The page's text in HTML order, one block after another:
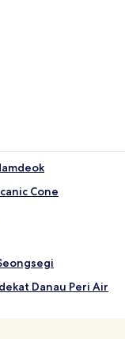
Cone
Danau Peri Air